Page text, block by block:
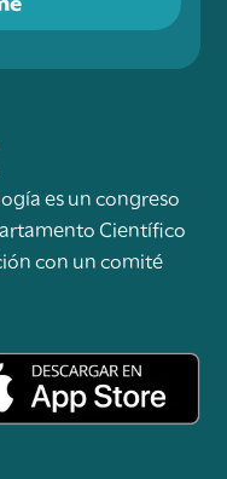
es un congreso
Científico
con un comité